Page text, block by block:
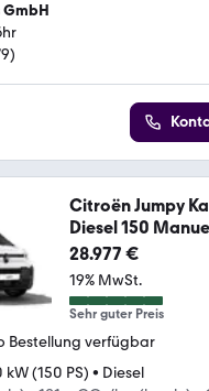
)
Citroën Jumpy
Diesel 150
28.977 €
19% MwSt.
Sehr guter Preis
Bestellung verfügbar
kW (150 PS) • Diesel